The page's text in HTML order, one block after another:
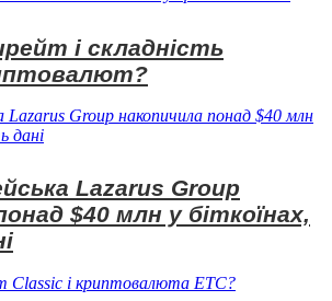
і складність
Lazarus Group
$40 млн у біткоїнах,